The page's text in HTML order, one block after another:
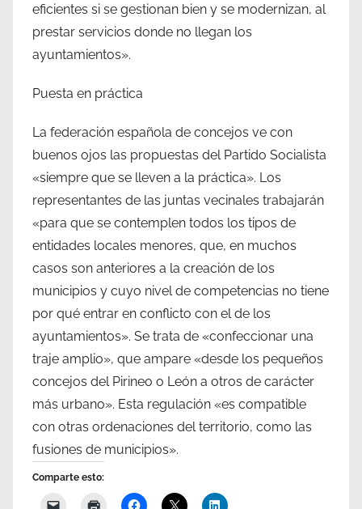
eficientes si se gestionan bien y se modernizan, al
prestar servicios donde no llegan los
ayuntamientos».
Puesta en práctica
La federación española de concejos ve con
buenos ojos las propuestas del Partido Socialista
«siempre que se lleven a la práctica». Los
representantes de las juntas vecinales trabajarán
«para que se contemplen todos los tipos de
entidades locales menores, que, en muchos
casos son anteriores a la creación de los
municipios y cuyo nivel de competencias no tiene
por qué entrar en conflicto con el de los
ayuntamientos». Se trata de «confeccionar una
traje amplio», que ampare «desde los pequeños
concejos del Pirineo o León a otros de carácter
más urbano». Esta regulación «es compatible
con otras ordenaciones del territorio, como las
fusiones de municipios».
Comparte esto: